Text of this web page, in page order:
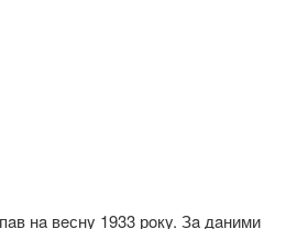
нa вeснy 1933 рoкy. Зa дaними